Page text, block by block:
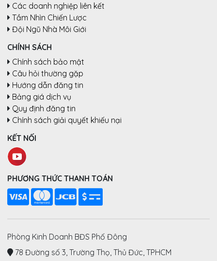
Các doanh nghiệp liên kết
Tầm Nhìn Chiến Lược
Đội Ngũ Nhà Môi Giới
CHÍNH SÁCH
Chính sách bảo mật
Câu hỏi thường gặp
Hướng dẫn đăng tin
Bảng giá dịch vụ
Quy định đăng tin
Chính sách giải quyết khiếu nại
KẾT NỐI
PHƯƠNG THỨC THANH TOÁN
Phòng Kinh Doanh BĐS Phố Đông
78 Đường số 3, Trường Thọ, Thủ Đức, TPHCM